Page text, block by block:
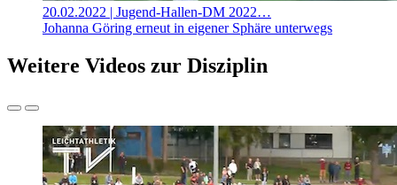
20.02.2022 | Jugend-Hallen-DM 2022…
Johanna Göring erneut in eigener Sphäre unterwegs
Weitere Videos zur Disziplin